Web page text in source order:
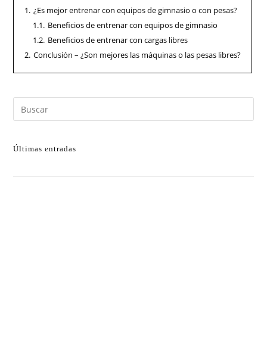
1. ¿Es mejor entrenar con equipos de gimnasio o con pesas?
1.1. Beneficios de entrenar con equipos de gimnasio
1.2. Beneficios de entrenar con cargas libres
2. Conclusión – ¿Son mejores las máquinas o las pesas libres?
Últimas entradas